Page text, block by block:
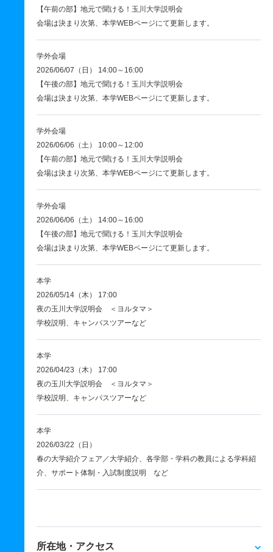
【午前の部】地元で聞ける！玉川大学説明会
会場は決まり次第、本学WEBページにて更新します。
学外会場
2026/06/07（日） 14:00～16:00
【午後の部】地元で聞ける！玉川大学説明会
会場は決まり次第、本学WEBページにて更新します。
学外会場
2026/06/06（土） 10:00～12:00
【午前の部】地元で聞ける！玉川大学説明会
会場は決まり次第、本学WEBページにて更新します。
学外会場
2026/06/06（土） 14:00～16:00
【午後の部】地元で聞ける！玉川大学説明会
会場は決まり次第、本学WEBページにて更新します。
本学
2026/05/14（木） 17:00
夜の玉川大学説明会 ＜ヨルタマ＞
学校説明、キャンパスツアーなど
本学
2026/04/23（木） 17:00
夜の玉川大学説明会 ＜ヨルタマ＞
学校説明、キャンパスツアーなど
本学
2026/03/22（日）
春の大学紹介フェア／大学紹介、各学部・学科の教員による学科紹
介、サポート体制・入試制度説明 など
所在地・アクセス